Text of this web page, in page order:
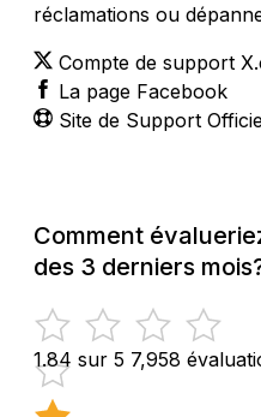
réclamations ou
Compte de support
La page Facebook
Site de Support
Comment
des 3 derniers
1.84 sur 5 7,958